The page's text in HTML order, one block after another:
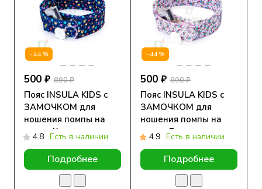
-44%
500 ₽ 890 ₽
Пояс INSULA KIDS с
ЗАМОЧКОМ для
ношения помпы на
талии Космос
4.8 Есть в наличии
Подробнее
-44%
500 ₽ 890 ₽
Пояс INSULA KIDS с
ЗАМОЧКОМ для
ношения помпы на
талии Единорожка
4.9 Есть в наличии
Подробнее